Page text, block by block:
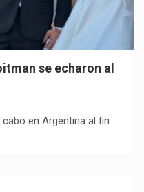
se echaron al
en Argentina al fin